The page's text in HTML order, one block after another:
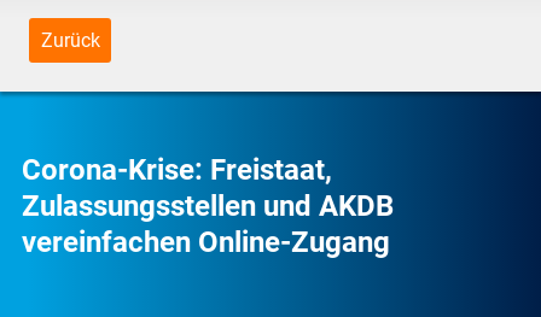
Zurück
Corona-Krise: Freistaat,
Zulassungsstellen und AKDB
vereinfachen Online-Zugang